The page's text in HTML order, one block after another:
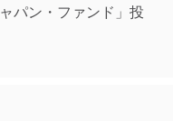
パン・ファンド」投